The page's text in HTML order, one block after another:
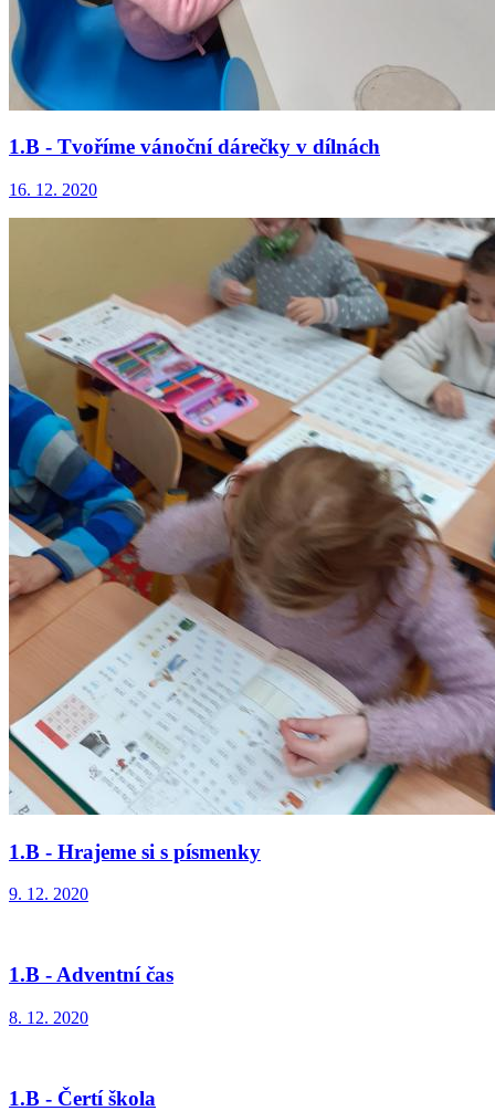
1.B - Tvoříme vánoční dárečky v dílnách
16. 12. 2020
1.B - Hrajeme si s písmenky
9. 12. 2020
1.B - Adventní čas
8. 12. 2020
1.B - Čertí škola